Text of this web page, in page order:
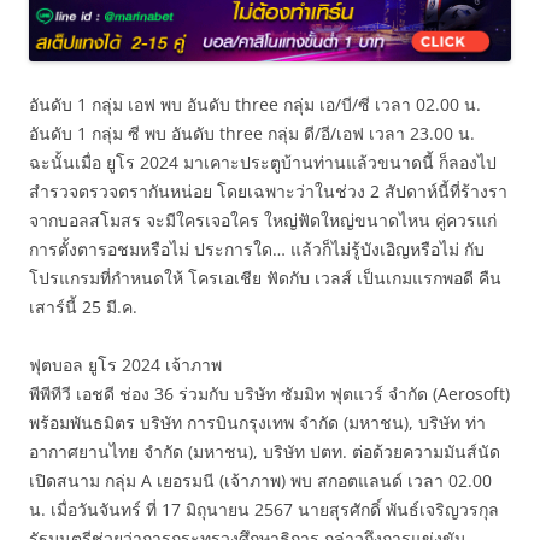
อันดับ 1 กลุ่ม เอฟ พบ อันดับ three กลุ่ม เอ/บี/ซี เวลา 02.00 น.
อันดับ 1 กลุ่ม ซี พบ อันดับ three กลุ่ม ดี/อี/เอฟ เวลา 23.00 น.
ฉะนั้นเมื่อ ยูโร 2024 มาเคาะประตูบ้านท่านแล้วขนาดนี้ ก็ลองไป
สำรวจตรวจตรากันหน่อย โดยเฉพาะว่าในช่วง 2 สัปดาห์นี้ที่ร้างรา
จากบอลสโมสร จะมีใครเจอใคร ใหญ่ฟัดใหญ่ขนาดไหน คู่ควรแก่
การตั้งตารอชมหรือไม่ ประการใด… แล้วก็ไม่รู้บังเอิญหรือไม่ กับ
โปรแกรมที่กำหนดให้ โครเอเชีย ฟัดกับ เวลส์ เป็นเกมแรกพอดี คืน
เสาร์นี้ 25 มี.ค.
ฟุตบอล ยูโร 2024 เจ้าภาพ
พีพีทีวี เอชดี ช่อง 36 ร่วมกับ บริษัท ซัมมิท ฟุตแวร์ จำกัด (Aerosoft)
พร้อมพันธมิตร บริษัท การบินกรุงเทพ จำกัด (มหาชน), บริษัท ท่า
อากาศยานไทย จำกัด (มหาชน), บริษัท ปตท. ต่อด้วยความมันส์นัด
เปิดสนาม กลุ่ม A เยอรมนี (เจ้าภาพ) พบ สกอตแลนด์ เวลา 02.00
น. เมื่อวันจันทร์ ที่ 17 มิถุนายน 2567 นายสุรศักดิ์ พันธ์เจริญวรกุล